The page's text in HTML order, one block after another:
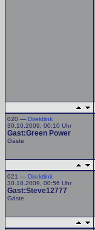
020 — Direktlink
30.10.2009, 00:10 Uhr
Gast:Green Power
Gäste
021 — Direktlink
30.10.2009, 00:56 Uhr
Gast:Steve12777
Gäste